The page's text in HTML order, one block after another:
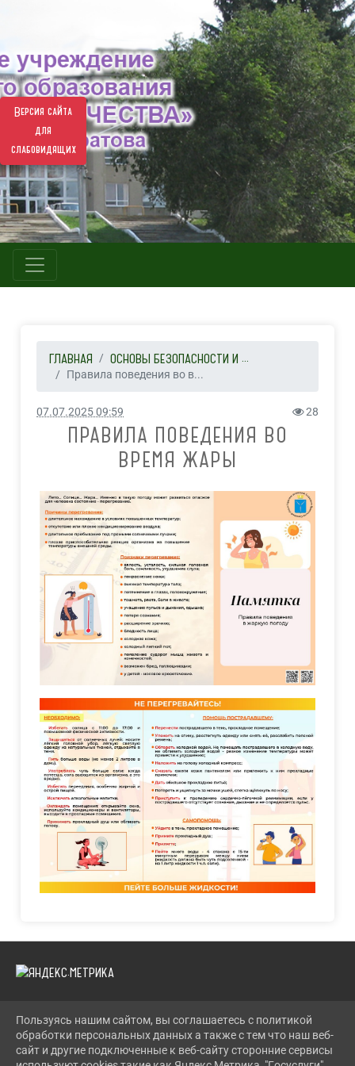
Версия сайта
для
слабовидящих
ГЛАВНАЯ ОСНОВЫ БЕЗОПАСНОСТИ И ...
Правила поведения во в...
07.07.2025 09:59 28
ПРАВИЛА ПОВЕДЕНИЯ ВО
ВРЕМЯ ЖАРЫ
2026 Г. LENCDT.RU
ВХОД
КАРТА САЙТА
Пользуясь нашим сайтом, вы соглашаетесь с политикой
обработки персональных данных а также с тем что наш веб-
сайт и другие подключенные к веб-сайту сторонние сервисы